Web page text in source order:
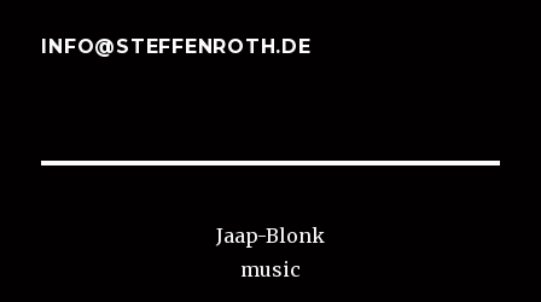
INFO@STEFFENROTH.DE
Jaap-Blonk
music